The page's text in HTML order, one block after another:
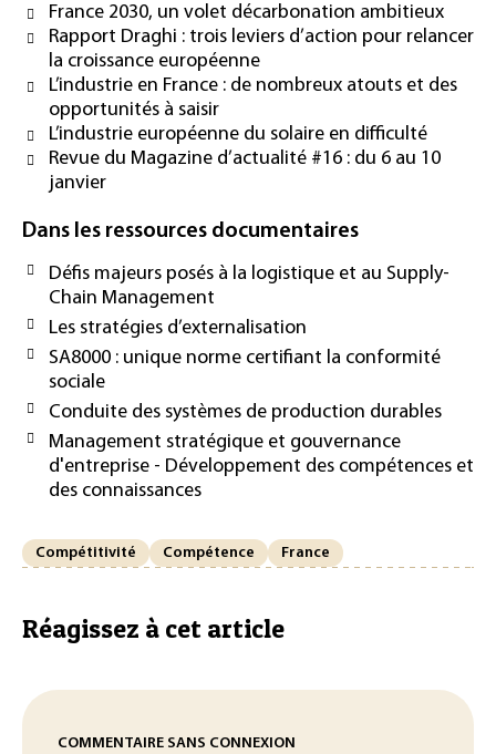
France 2030, un volet décarbonation ambitieux
Rapport Draghi : trois leviers d’action pour relancer
la croissance européenne
L’industrie en France : de nombreux atouts et des
opportunités à saisir
L’industrie européenne du solaire en difficulté
Revue du Magazine d’actualité #16 : du 6 au 10
janvier
Dans les ressources documentaires
Défis majeurs posés à la logistique et au Supply-
Chain Management
Les stratégies d’externalisation
SA8000 : unique norme certifiant la conformité
sociale
Conduite des systèmes de production durables
Management stratégique et gouvernance
d'entreprise - Développement des compétences et
des connaissances
Compétitivité Compétence France
Réagissez à cet article
COMMENTAIRE SANS CONNEXION